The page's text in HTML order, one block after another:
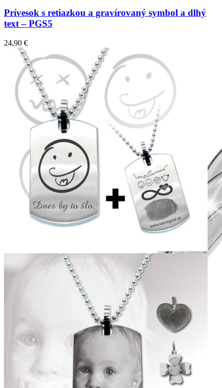
Prívesok s retiazkou a gravírovaný symbol a dlhý
text – PGS5
24,90 €